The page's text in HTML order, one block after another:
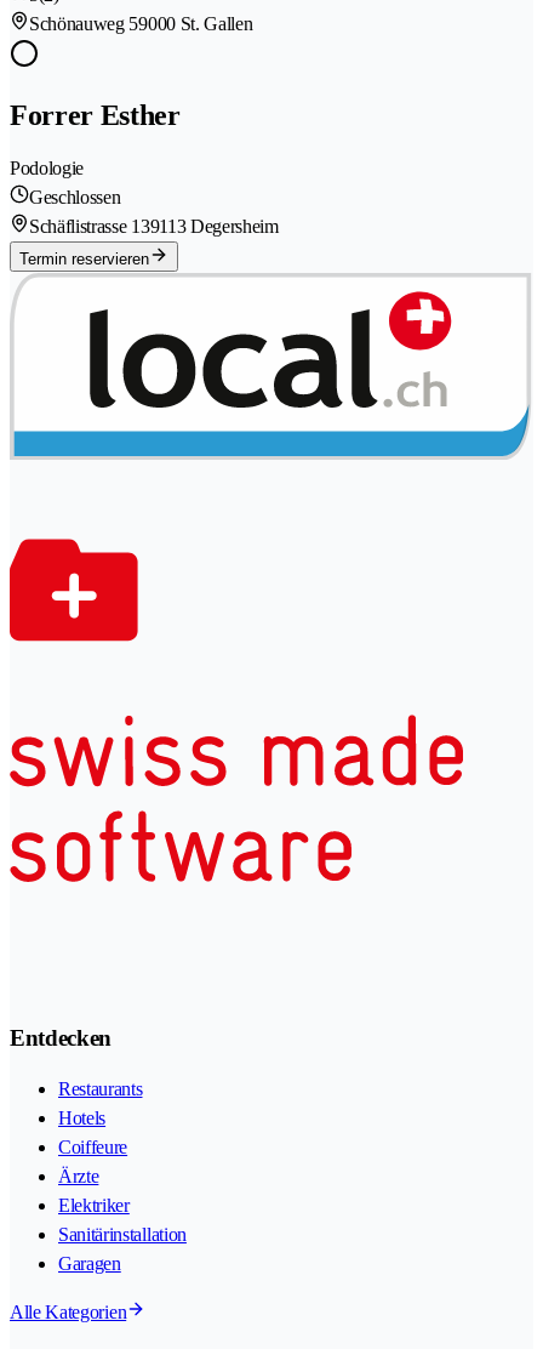
Schönauweg 59000 St. Gallen
Forrer Esther
Podologie
Geschlossen
Schäflistrasse 139113 Degersheim
Termin reservieren
Entdecken
Restaurants
Hotels
Coiffeure
Ärzte
Elektriker
Sanitärinstallation
Garagen
Alle Kategorien